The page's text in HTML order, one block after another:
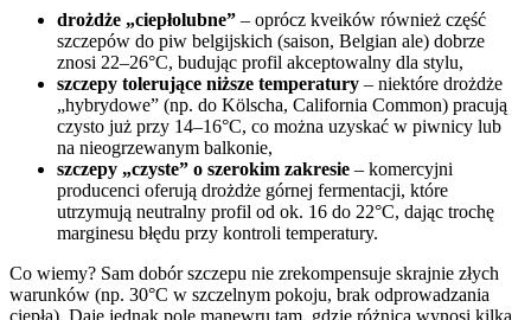
drożdże „ciepłolubne” – oprócz kveików również część
szczepów do piw belgijskich (saison, Belgian ale) dobrze
znosi 22–26°C, budując profil akceptowalny dla stylu,
szczepy tolerujące niższe temperatury – niektóre drożdże
„hybrydowe” (np. do Kölscha, California Common) pracują
czysto już przy 14–16°C, co można uzyskać w piwnicy lub
na nieogrzewanym balkonie,
szczepy „czyste” o szerokim zakresie – komercyjni
producenci oferują drożdże górnej fermentacji, które
utrzymują neutralny profil od ok. 16 do 22°C, dając trochę
marginesu błędu przy kontroli temperatury.
Co wiemy? Sam dobór szczepu nie zrekompensuje skrajnie złych
warunków (np. 30°C w szczelnym pokoju, brak odprowadzania